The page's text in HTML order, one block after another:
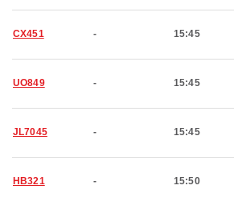
CX451 - 15:45
UO849 - 15:45
JL7045 - 15:45
HB321 - 15:50